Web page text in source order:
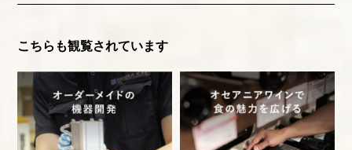
こちらも観覧されています